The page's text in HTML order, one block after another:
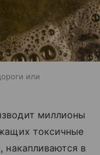
или
миллионы
токсичные
накапливаются в